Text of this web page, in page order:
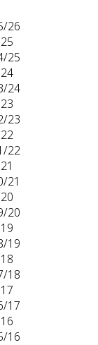
26
25
24
23
22
21
20
19
18
17
16